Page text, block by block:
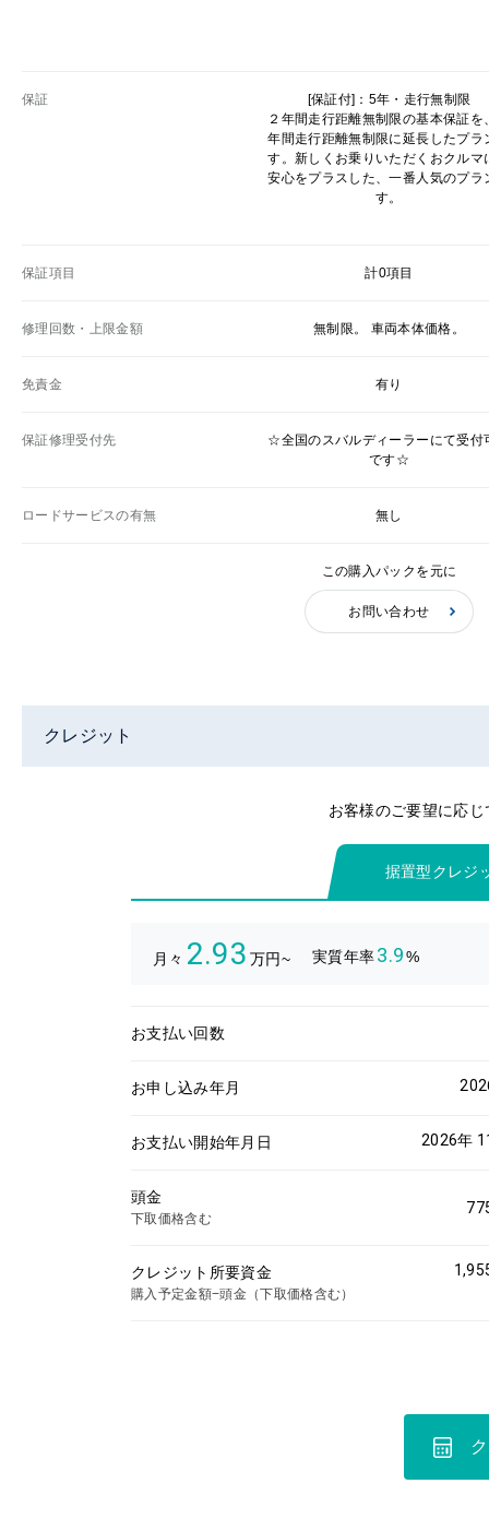
保証
[保証付]：5年・走行無制限
２年間走行距離無制限の基本保証を
年間走行距離無制限に延長したプラ
す。新しくお乗りいただくおクルマ
安心をプラスした、一番人気のプラ
す。
保証項目 計0項目
修理回数・上限金額 無制限。 車両本体価格。
免責金 有り
保証修理受付先
☆全国のスバルディーラーにて受付
です☆
ロードサービスの有無 無し
この購入パックを元に
お問い合わせ
クレジット
お客様のご要望に応
据置型クレジ
月々 2.93 万円~ 実質年率3.9 %
お支払い回数
お申し込み年月
お支払い開始年月日 2026年
頭金
下取価格含む
クレジット所要資金
購入予定金額−頭金（下取価格含む）